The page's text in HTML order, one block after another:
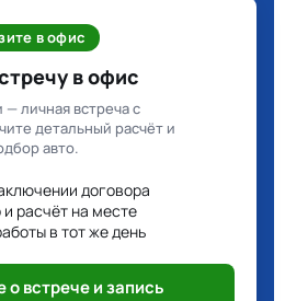
в офис
в офис
личная встреча с
детальный расчёт и
авто.
договора
расчёт на месте
в тот же день
о встрече и запись